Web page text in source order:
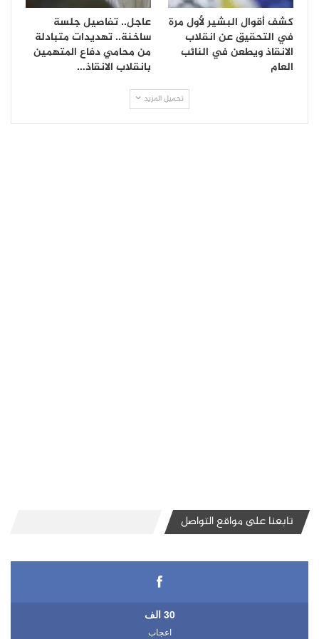
كشف أقوال البشير لأول مرة
في التحقيق عن انقلاب
الانقاذ ويطعن في النائب
العام
عاجل.. تفاصيل جلسة
ساخنة.. تهديدات متبادلة
من محامي دفاع المتهمين
بانقلاب الانقاذ…
تحميل المزيد
تابعنا على مواقع التواصل
30 الف
اعجاب